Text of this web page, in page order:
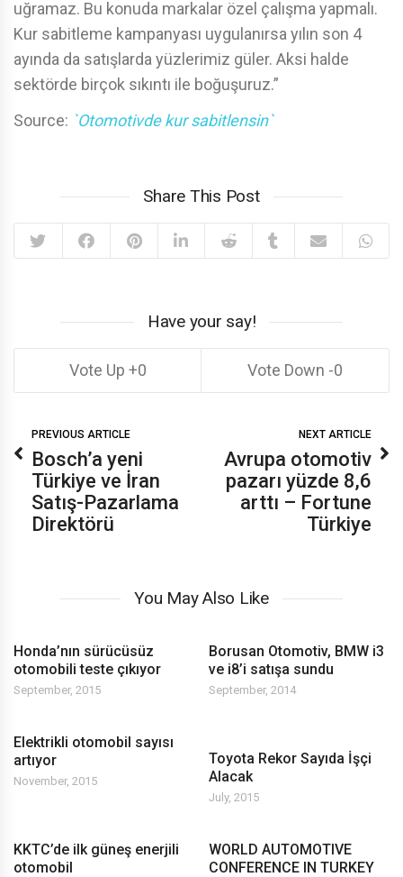
uğramaz. Bu konuda markalar özel çalışma yapmalı.
Kur sabitleme kampanyası uygulanırsa yılın son 4
ayında da satışlarda yüzlerimiz güler. Aksi halde
sektörde birçok sıkıntı ile boğuşuruz.”
Source: `Otomotivde kur sabitlensin`
Share This Post
Have your say!
0 0
PREVIOUS ARTICLE
Bosch’a yeni
Türkiye ve İran
Satış-Pazarlama
Direktörü
NEXT ARTICLE
Avrupa otomotiv
pazarı yüzde 8,6
arttı – Fortune
Türkiye
You May Also Like
Honda’nın sürücüsüz
otomobili teste çıkıyor
September, 2015
Borusan Otomotiv, BMW i3
ve i8’i satışa sundu
September, 2014
Elektrikli otomobil sayısı
artıyor
November, 2015
Toyota Rekor Sayıda İşçi
Alacak
July, 2015
KKTC’de ilk güneş enerjili
otomobil
WORLD AUTOMOTIVE
CONFERENCE IN TURKEY